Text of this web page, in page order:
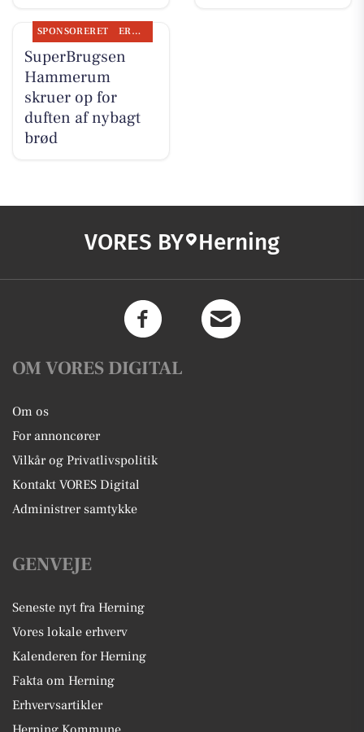
SPONSORERET ERHVERV
SuperBrugsen
Hammerum
skruer op for
duften af nybagt
brød
VORES BY Herning
OM VORES DIGITAL
Om os
For annoncører
Vilkår og Privatlivspolitik
Kontakt VORES Digital
Administrer samtykke
GENVEJE
Seneste nyt fra Herning
Vores lokale erhverv
Kalenderen for Herning
Fakta om Herning
Erhvervsartikler